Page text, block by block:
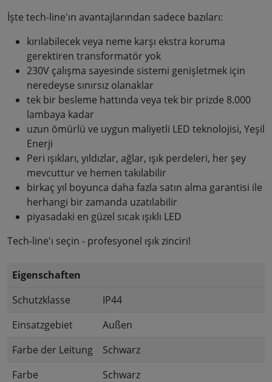
İşte tech-line'ın avantajlarından sadece bazıları:
kırılabilecek veya neme karşı ekstra koruma
gerektiren transformatör yok
230V çalışma sayesinde sistemi genişletmek için
neredeyse sınırsız olanaklar
tek bir besleme hattında veya tek bir prizde 8.000
lambaya kadar
uzun ömürlü ve uygun maliyetli LED teknolojisi, Yeşil
Enerji
Peri ışıkları, yıldızlar, ağlar, ışık perdeleri, her şey
mevcuttur ve hemen takılabilir
birkaç yıl boyunca daha fazla satın alma garantisi ile
herhangi bir zamanda uzatılabilir
piyasadaki en güzel sıcak ışıklı LED
Tech-line'ı seçin - profesyonel ışık zinciri!
Eigenschaften
Schutzklasse
IP44
Einsatzgebiet
Außen
Farbe der Leitung
Schwarz
Farbe
Schwarz